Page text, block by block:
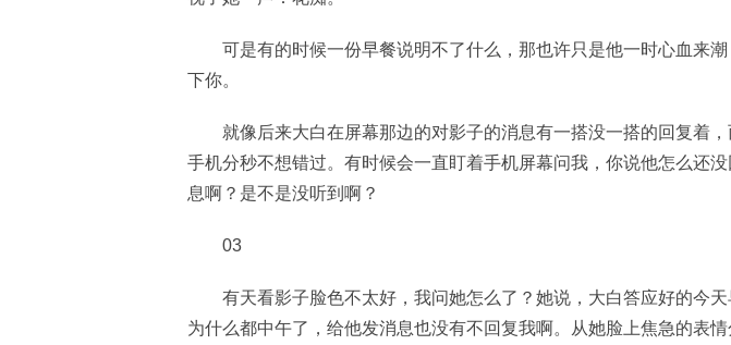
可是有的时候一份早餐说明不了什么，那也许只是他一时心血来
下你。
就像后来大白在屏幕那边的对影子的消息有一搭没一搭的回复着
手机分秒不想错过。有时候会一直盯着手机屏幕问我，你说他怎么还
息啊？是不是没听到啊？
03
有天看影子脸色不太好，我问她怎么了？她说，大白答应好的今
为什么都中午了，给他发消息也没有不回复我啊。从她脸上焦急的表